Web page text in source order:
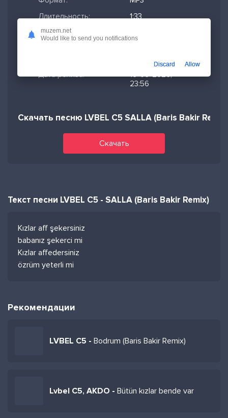
Длительность:
1:33
Размер файла:
Дата релиза:
16-06-2026,
23:56
Скачать песню LVBEL C5 SALLA (Baris Bakir Remix)
Скачать
Текст песни LVBEL C5 - SALLA (Baris Bakir Remix)
Kızlar aff şekersiniz
babanız şekerci mi
Kızlar affedersiniz
özrüm yeterli mi
Рекомендации
LVBEL C5 - Bodrum (Baris Bakir Remix)
Lvbel C5, AKDO - Bütün kızlar bende var
muzem.net
Would like to send you notifications
Discard Allow